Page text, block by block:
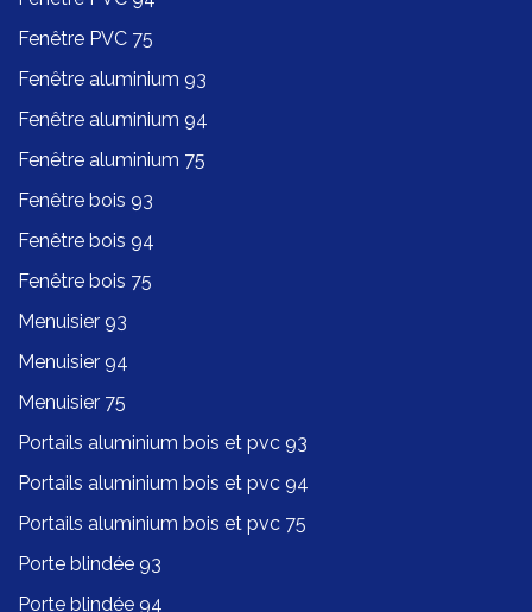
Fenêtre PVC 75
Fenêtre aluminium 93
Fenêtre aluminium 94
Fenêtre aluminium 75
Fenêtre bois 93
Fenêtre bois 94
Fenêtre bois 75
Menuisier 93
Menuisier 94
Menuisier 75
Portails aluminium bois et pvc 93
Portails aluminium bois et pvc 94
Portails aluminium bois et pvc 75
Porte blindée 93
Porte blindée 94